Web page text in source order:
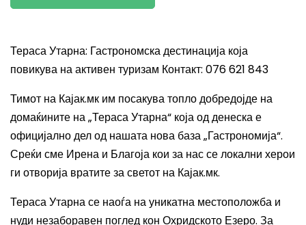
Тераса Утарна: Гастрономска дестинација која
повикува на активен туризам Контакт: 076 621 843
Тимот на Кајак.мк им посакува топло добредојде на
домаќините на „Тераса Утарна“ која од денеска е
официјално дел од нашата нова база „Гастрономија“.
Среќи сме Ирена и Благоја кои за нас се локални херои
ги отворија вратите за светот на Кајак.мк.
Тераса Утарна се наоѓа на уникатна местоположба и
нуди незаборавен поглед кон Охридското Езеро. За